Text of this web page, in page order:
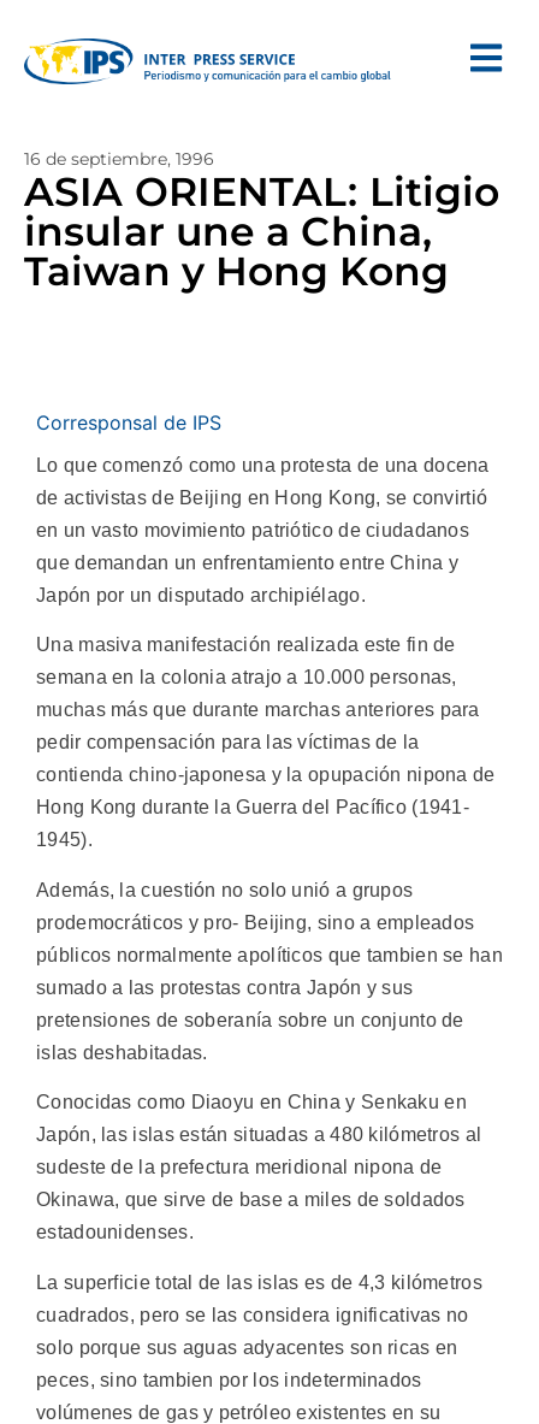
16 de septiembre, 1996
ASIA ORIENTAL: Litigio
insular une a China,
Taiwan y Hong Kong
Corresponsal de IPS
Lo que comenzó como una protesta de una docena
de activistas de Beijing en Hong Kong, se convirtió
en un vasto movimiento patriótico de ciudadanos
que demandan un enfrentamiento entre China y
Japón por un disputado archipiélago.
Una masiva manifestación realizada este fin de
semana en la colonia atrajo a 10.000 personas,
muchas más que durante marchas anteriores para
pedir compensación para las víctimas de la
contienda chino-japonesa y la opupación nipona de
Hong Kong durante la Guerra del Pacífico (1941-
1945).
Además, la cuestión no solo unió a grupos
prodemocráticos y pro- Beijing, sino a empleados
públicos normalmente apolíticos que tambien se han
sumado a las protestas contra Japón y sus
pretensiones de soberanía sobre un conjunto de
islas deshabitadas.
Conocidas como Diaoyu en China y Senkaku en
Japón, las islas están situadas a 480 kilómetros al
sudeste de la prefectura meridional nipona de
Okinawa, que sirve de base a miles de soldados
estadounidenses.
La superficie total de las islas es de 4,3 kilómetros
cuadrados, pero se las considera ignificativas no
solo porque sus aguas adyacentes son ricas en
peces, sino tambien por los indeterminados
volúmenes de gas y petróleo existentes en su